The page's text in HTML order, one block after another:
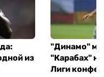
из
"Динамо"
"Карабах"
Лиги